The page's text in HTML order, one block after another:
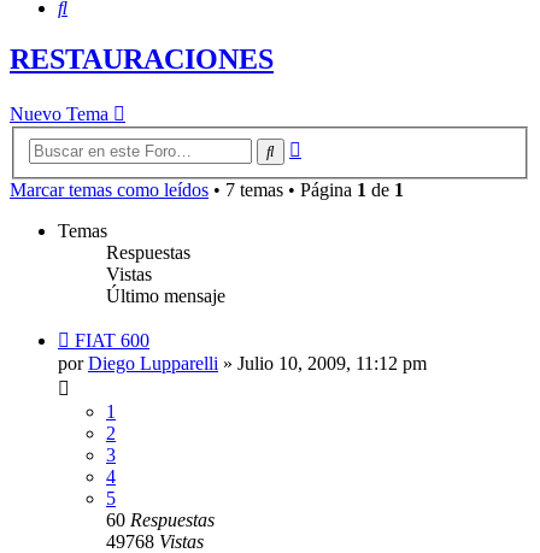
Buscar
RESTAURACIONES
Nuevo Tema
Buscar
Marcar temas como leídos • 7 temas • Página 1 de 1
Temas
Respuestas
Vistas
Último mensaje
FIAT 600
porDiego Lupparelli » Julio 10, 2009, 11:12 pm
1
2
3
4
5
60 Respuestas
49768 Vistas